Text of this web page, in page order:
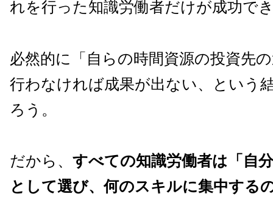
れを行った知識労働者だけが成功で
必然的に「自らの時間資源の投資先
行わなければ成果が出ない、という
ろう。
だから、 すべての知識労働者は「自
として選び、何のスキルに集中する